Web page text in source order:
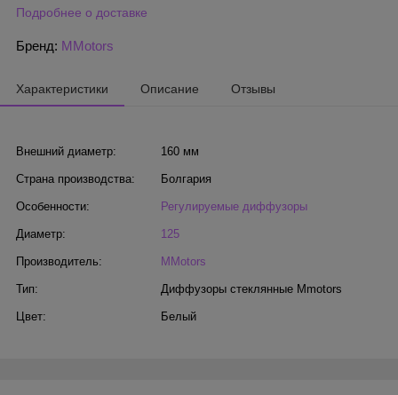
Подробнее о доставке
Бренд: MMotors
Характеристики Описание Отзывы
Внешний диаметр: 160 мм
Страна производства: Болгария
Особенности: Регулируемые диффузоры
Диаметр: 125
Производитель: MMotors
Тип: Диффузоры стеклянные Mmotors
Цвет: Белый